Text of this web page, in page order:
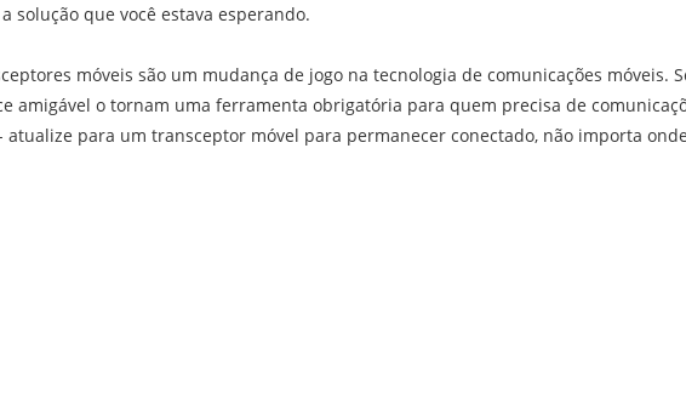
solução que você estava esperando.
móveis são um mudança de jogo na tecnologia de comunicações móveis.
amigável o tornam uma ferramenta obrigatória para quem precisa de
atualize para um transceptor móvel para permanecer conectado, não importa